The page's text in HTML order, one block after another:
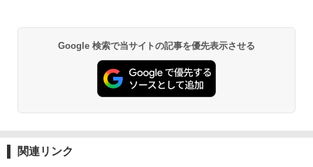
Google 検索で当サイトの記事を優先表示させる
関連リンク